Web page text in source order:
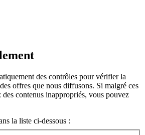
des contrôles pour vérifier la
offres que nous diffusons. Si malgré ces
des contenus inappropriés, vous pouvez
la liste ci-dessous :